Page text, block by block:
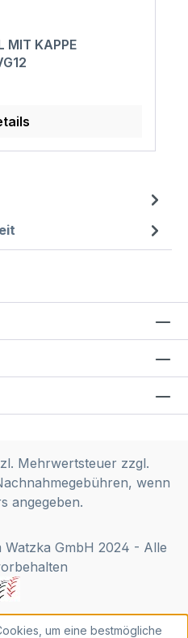
MIT KAPPE
Mehrwertsteuer zzgl.
wenn
angegeben.
GmbH 2024 - Alle
um eine bestmögliche